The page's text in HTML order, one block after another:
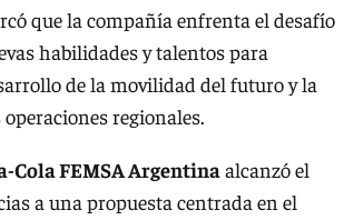
que la compañía enfrenta el desafío
habilidades y talentos para
de la movilidad del futuro y la
regionales.
Cola FEMSA Argentinaalcanzó el
a una propuesta centrada en el